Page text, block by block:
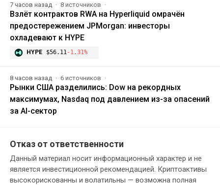
7 часов назад 8 источников
Взлёт контрактов RWA на Hyperliquid омрачён
предостережением JPMorgan: инвесторы
охладевают к HYPE
HYPE $56.11-1.31%
8 часов назад 6 источников
Рынки США разделились: Dow на рекордных
максимумах, Nasdaq под давлением из-за опасений
за AI-сектор
Отказ от ответственности
Данный материал носит информационный характер и не
является инвестиционной рекомендацией. Криптоактивы
высокорискованны и волатильны — возможна полная